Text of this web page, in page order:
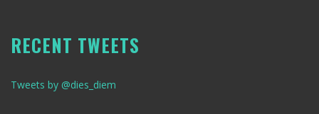
RECENT TWEETS
Tweets by @dies_diem